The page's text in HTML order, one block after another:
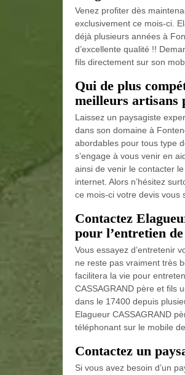
Venez profiter dès
exclusivement ce mois-ci.
déjà plusieurs années à
d’excellente qualité !!
fils directement sur son
Qui de plus
meilleurs artisans
Laissez un paysagiste
dans son domaine à
abordables pour tous type
s’engage à vous venir en
ainsi de venir le contacter
internet. Alors n’hésitez
ce mois-ci votre devis vous
Contactez
pour l’entretien
Vous essayez d’entretenir
ne reste pas vraiment très
facilitera la vie pour
CASSAGRAND père et fils
dans le 17400 depuis
Elagueur CASSAGRAND
téléphonant sur le mobile
Contactez un
Si vous avez besoin d’un